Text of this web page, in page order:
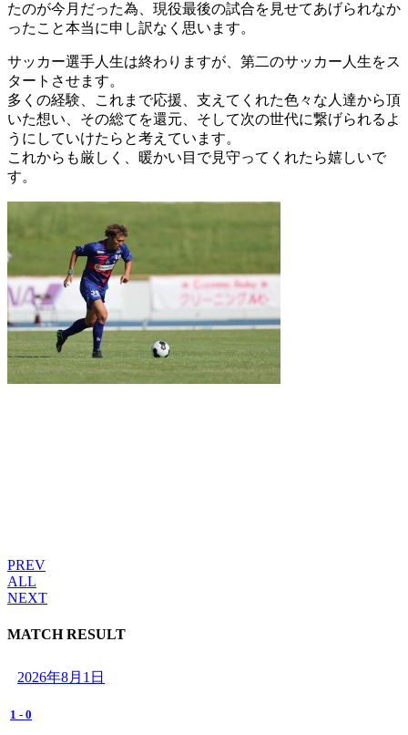
たのが今月だった為、現役最後の試合を見せてあげられなか
ったこと本当に申し訳なく思います。
サッカー選手人生は終わりますが、第二のサッカー人生をス
タートさせます。
多くの経験、これまで応援、支えてくれた色々な人達から頂
いた想い、その総てを還元、そして次の世代に繋げられるよ
うにしていけたらと考えています。
これからも厳しく、暖かい目で見守ってくれたら嬉しいで
す。
PREV
ALL
NEXT
MATCH RESULT
2026年8月1日
1 - 0